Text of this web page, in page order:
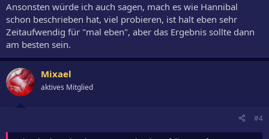
Ansonsten würde ich auch sagen, mach es wie Hannibal
schon beschrieben hat, viel probieren, ist halt eben sehr
Zeitaufwendig für "mal eben", aber das Ergebnis sollte dann
am besten sein.
Mixael
aktives Mitglied
#4